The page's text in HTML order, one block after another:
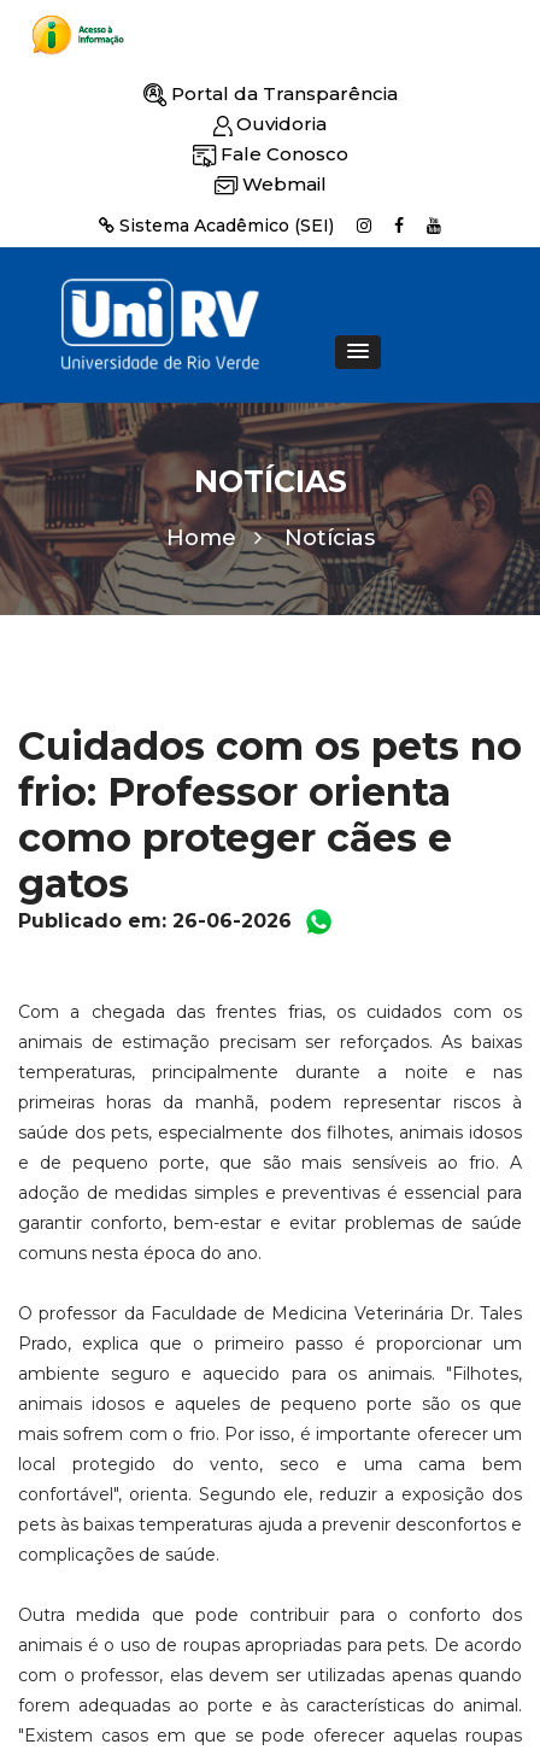
Portal da Transparência
Ouvidoria
Fale Conosco
Webmail
Sistema Acadêmico (SEI)
NOTÍCIAS
Home Notícias
Cuidados com os pets no
frio: Professor orienta
como proteger cães e
gatos
Publicado em: 26-06-2026
Com a chegada das frentes frias, os cuidados com os
animais de estimação precisam ser reforçados. As baixas
temperaturas, principalmente durante a noite e nas
primeiras horas da manhã, podem representar riscos à
saúde dos pets, especialmente dos filhotes, animais idosos
e de pequeno porte, que são mais sensíveis ao frio. A
adoção de medidas simples e preventivas é essencial para
garantir conforto, bem-estar e evitar problemas de saúde
comuns nesta época do ano.
O professor da Faculdade de Medicina Veterinária Dr. Tales
Prado, explica que o primeiro passo é proporcionar um
ambiente seguro e aquecido para os animais. "Filhotes,
animais idosos e aqueles de pequeno porte são os que
mais sofrem com o frio. Por isso, é importante oferecer um
local protegido do vento, seco e uma cama bem
confortável", orienta. Segundo ele, reduzir a exposição dos
pets às baixas temperaturas ajuda a prevenir desconfortos e
complicações de saúde.
Outra medida que pode contribuir para o conforto dos
animais é o uso de roupas apropriadas para pets. De acordo
com o professor, elas devem ser utilizadas apenas quando
forem adequadas ao porte e às características do animal.
"Existem casos em que se pode oferecer aquelas roupas